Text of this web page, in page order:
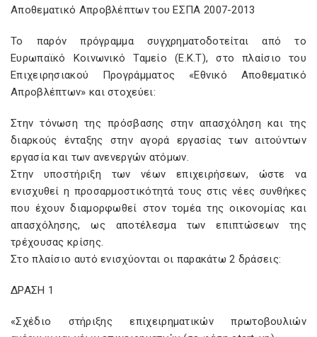
Αποθεματικό Απροβλέπτων του ΕΣΠΑ 2007-2013
Το παρόν πρόγραμμα συγχρηματοδοτείται από το
Ευρωπαϊκό Κοινωνικό Ταμείο (Ε.Κ.Τ), στο πλαίσιο του
Επιχειρησιακού Προγράμματος «Εθνικό Αποθεματικό
Απροβλέπτων» και στοχεύει:
Στην τόνωση της πρόσβασης στην απασχόληση και της
διαρκούς ένταξης στην αγορά εργασίας των αιτούντων
εργασία και των ανενεργών ατόμων.
Στην υποστήριξη των νέων επιχειρήσεων, ώστε να
ενισχυθεί η προσαρμοστικότητά τους στις νέες συνθήκες
που έχουν διαμορφωθεί στον τομέα της οικονομίας και
απασχόλησης, ως αποτέλεσμα των επιπτώσεων της
τρέχουσας κρίσης.
Στο πλαίσιο αυτό ενισχύονται οι παρακάτω 2 δράσεις:
ΔΡΑΣΗ 1
«Σχέδιο στήριξης επιχειρηματικών πρωτοβουλιών